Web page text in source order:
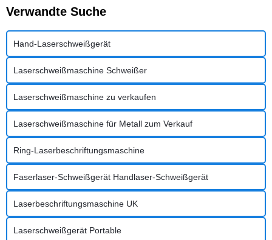
unterschiedliche Markierungsanforderungen, Produktformen
Unterschiede zu kennen. Was...
Verwandte Suche
Hand-Laserschweißgerät
Laserschweißmaschine Schweißer
Laserschweißmaschine zu verkaufen
Laserschweißmaschine für Metall zum Verkauf
Ring-Laserbeschriftungsmaschine
Faserlaser-Schweißgerät Handlaser-Schweißgerät
Laserbeschriftungsmaschine UK
Laserschweißgerät Portable